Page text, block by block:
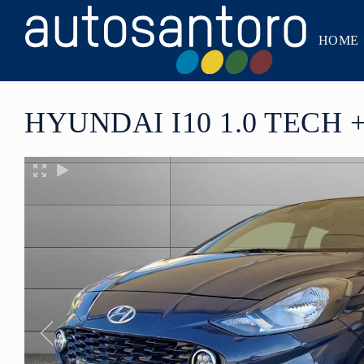
HOME
HYUNDAI I10 1.0 TECH